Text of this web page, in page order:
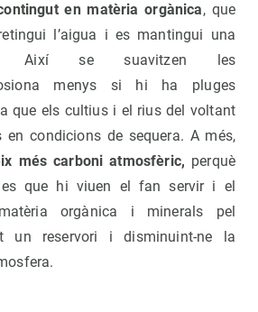
en matèria orgànica, que
l’aigua i es mantingui una
Així se suavitzen les
menys si hi ha pluges
que els cultius i el rius del voltant
en condicions de sequera. A més,
més carboni atmosfèric, perquè
que hi viuen el fan servir i el
orgànica i minerals pel
un reservori i disminuint-ne la